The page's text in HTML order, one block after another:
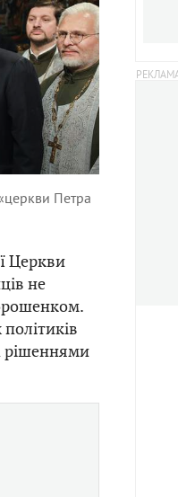
Петра
Церкви
не
рішеннями